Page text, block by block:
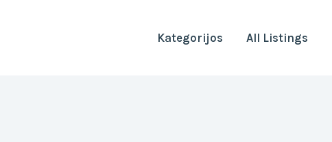
Kategorijos All Listings